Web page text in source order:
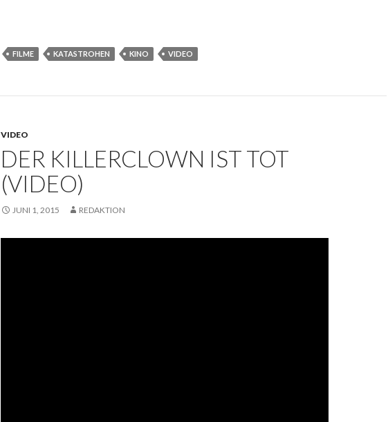
FILME KATASTROHEN KINO VIDEO
VIDEO
DER KILLERCLOWN IST TOT
(VIDEO)
JUNI 1, 2015 REDAKTION